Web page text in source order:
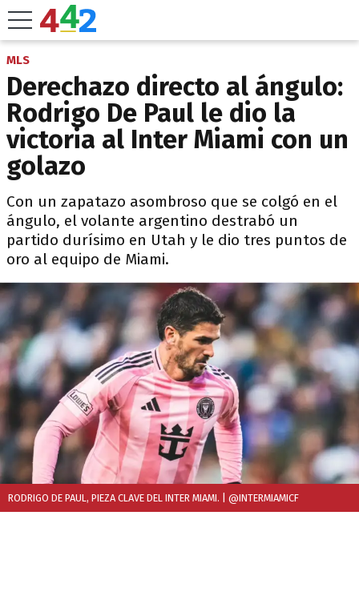
MLS
Derechazo directo al ángulo:
Rodrigo De Paul le dio la
victoria al Inter Miami con un
golazo
Con un zapatazo asombroso que se colgó en el
ángulo, el volante argentino destrabó un
partido durísimo en Utah y le dio tres puntos de
oro al equipo de Miami.
RODRIGO DE PAUL, PIEZA CLAVE DEL INTER MIAMI. | @INTERMIAMICF